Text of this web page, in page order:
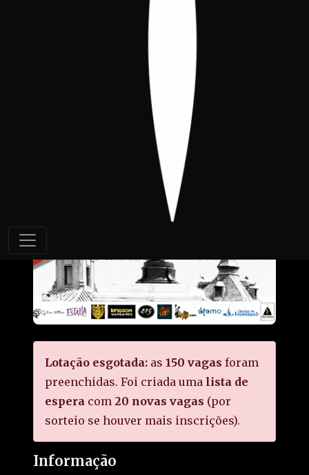
Lotação esgotada: as 150 vagas foram
preenchidas. Foi criada uma lista de
espera com 20 novas vagas (por
sorteio se houver mais inscrições).
Informação